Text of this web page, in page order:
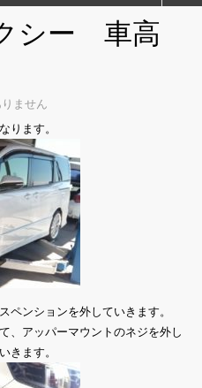
シー 車高
ません
ります。
ペンションを外していきます。
、アッパーマウントのネジを外し
きます。